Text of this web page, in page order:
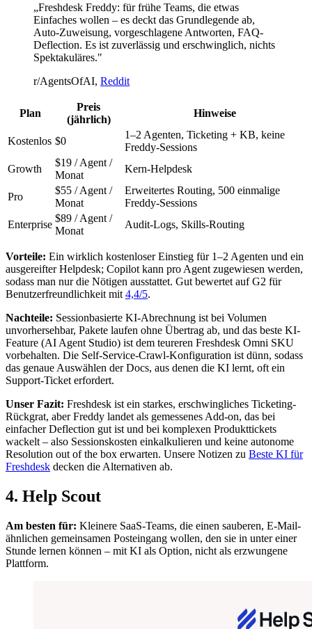
„Freshdesk Freddy: für frühe Teams, die etwas
Einfaches wollen – es deckt das Grundlegende ab,
Auto-Zuweisung, vorgeschlagene Antworten, FAQ-
Deflection. Es ist zuverlässig und erschwinglich, nichts
Spektakuläres."
r/AgentsOfAI, Reddit
Plan
Preis
(jährlich)
Hinweise
Kostenlos $0
1–2 Agenten, Ticketing + KB, keine
Freddy-Sessions
Growth
$19 / Agent /
Monat
Kern-Helpdesk
Pro
$55 / Agent /
Monat
Erweitertes Routing, 500 einmalige
Freddy-Sessions
Enterprise
$89 / Agent /
Monat
Audit-Logs, Skills-Routing
Vorteile: Ein wirklich kostenloser Einstieg für 1–2 Agenten und ein
ausgereifter Helpdesk; Copilot kann pro Agent zugewiesen werden,
sodass man nur die Nötigen ausstattet. Gut bewertet auf G2 für
Benutzerfreundlichkeit mit 4,4/5.
Nachteile: Sessionbasierte KI-Abrechnung ist bei Volumen
unvorhersehbar, Pakete laufen ohne Übertrag ab, und das beste KI-
Feature (AI Agent Studio) ist dem teureren Freshdesk Omni SKU
vorbehalten. Die Self-Service-Crawl-Konfiguration ist dünn, sodass
das genaue Auswählen der Docs, aus denen die KI lernt, oft ein
Support-Ticket erfordert.
Unser Fazit: Freshdesk ist ein starkes, erschwingliches Ticketing-
Rückgrat, aber Freddy landet als gemessenes Add-on, das bei
einfacher Deflection gut ist und bei komplexen Produkttickets
wackelt – also Sessionskosten einkalkulieren und keine autonome
Resolution out of the box erwarten. Unsere Notizen zu Beste KI für
Freshdesk decken die Alternativen ab.
4. Help Scout
Am besten für: Kleinere SaaS-Teams, die einen sauberen, E-Mail-
ähnlichen gemeinsamen Posteingang wollen, den sie in unter einer
Stunde lernen können – mit KI als Option, nicht als erzwungene
Plattform.